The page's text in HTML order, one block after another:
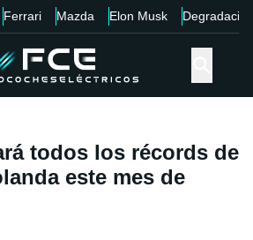
Ferrari Mazda Elon Musk Degradación
todos los récords de
este mes de